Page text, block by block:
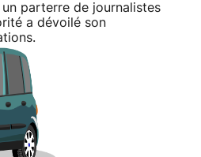
parterre de journalistes
a dévoilé son